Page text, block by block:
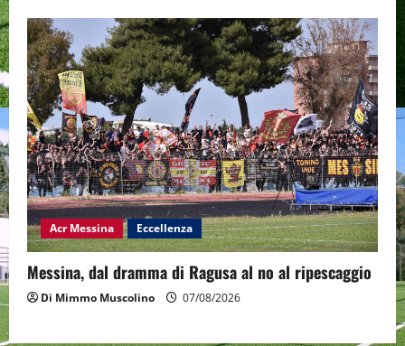
Acr Messina Eccellenza
Messina, dal dramma di Ragusa al no al ripescaggio
Di Mimmo Muscolino 07/08/2026